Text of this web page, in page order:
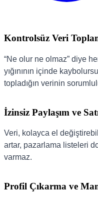
Kontrolsüz Veri
“Ne olur ne olmaz” diye
yığınının içinde
topladığın verinin
İzinsiz Paylaşım ve
Veri, kolayca el
artar, pazarlama listeleri
varmaz.
Profil Çıkarma ve